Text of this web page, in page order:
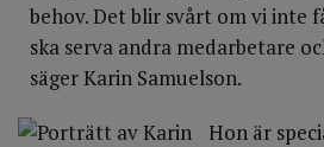
behov. Det blir svårt om vi inte
ska serva andra medarbetare
säger Karin Samuelson.
Hon är